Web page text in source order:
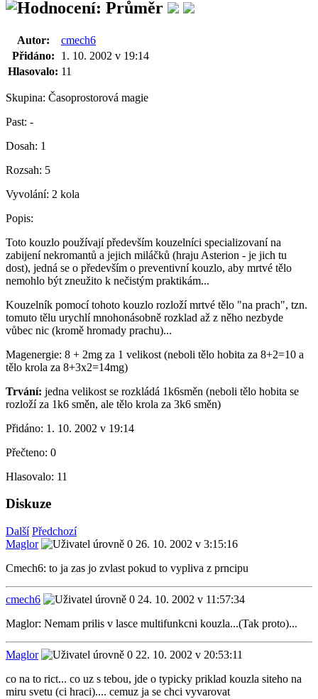
Autor:
cmech6
Přidáno:
1. 10. 2002 v 19:14
Hlasovalo: 11
Skupina: Časoprostorová magie
Past: -
Dosah: 1
Rozsah: 5
Vyvolání: 2 kola
Popis:
Toto kouzlo používají především kouzelníci specializovaní na
zabijení nekromantů a jejich miláčků (hraju Asterion - je jich tu
dost), jedná se o především o preventivní kouzlo, aby mrtvé tělo
nemohlo být zneužito k nečistým praktikám...
Kouzelník pomocí tohoto kouzlo rozloží mrtvé tělo "na prach", tzn.
tomuto tělu urychlí mnohonásobně rozklad až z něho nezbyde
vůbec nic (kromě hromady prachu)...
Magenergie: 8 + 2mg za 1 velikost (neboli tělo hobita za 8+2=10 a
tělo krola za 8+3x2=14mg)
Trvání: jedna velikost se rozkládá 1k6směn (neboli tělo hobita se
rozloží za 1k6 směn, ale tělo krola za 3k6 směn)
Přidáno: 1. 10. 2002 v 19:14
Přečteno: 0
Hlasovalo: 11
Diskuze
Další Předchozí
Maglor
26. 10. 2002 v 3:15:16
Cmech6: to ja zas jo zvlast pokud to vypliva z prncipu
cmech6
24. 10. 2002 v 11:57:34
Maglor: Nemam prilis v lasce multifunkcni kouzla...(Tak proto)...
Maglor
22. 10. 2002 v 20:53:11
co na to rict... co uz s tebou, jde o typicky priklad kouzla siteho na
miru svetu (ci hraci).... cemuz ja se chci vyvarovat